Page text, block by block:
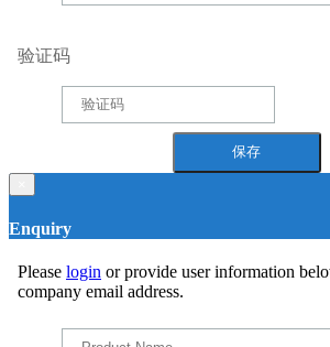
验证码
Enquiry
Please login or provide user information
company email address.